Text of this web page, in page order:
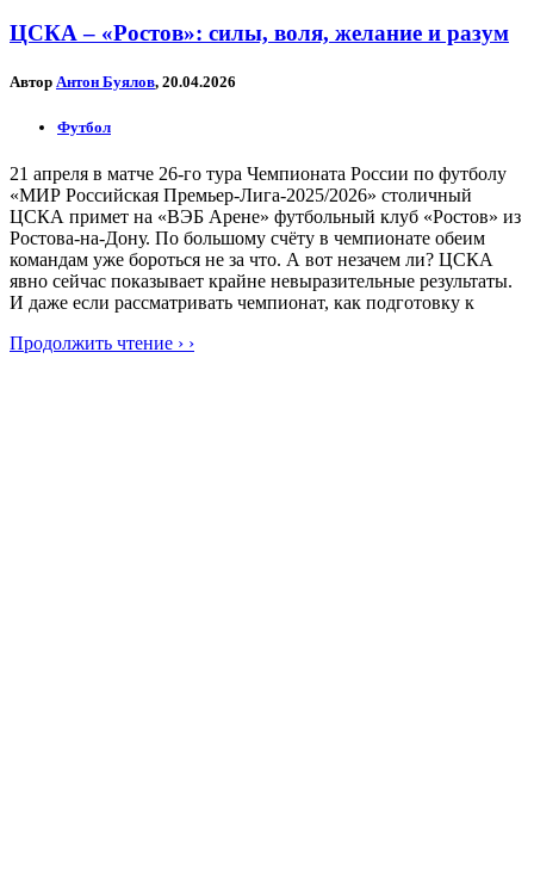
ЦСКА – «Ростов»: силы, воля, желание и разум
Автор Антон Буялов, 20.04.2026
Футбол
21 апреля в матче 26-го тура Чемпионата России по футболу
«МИР Российская Премьер-Лига-2025/2026» столичный
ЦСКА примет на «ВЭБ Арене» футбольный клуб «Ростов» из
Ростова-на-Дону. По большому счёту в чемпионате обеим
командам уже бороться не за что. А вот незачем ли? ЦСКА
явно сейчас показывает крайне невыразительные результаты.
И даже если рассматривать чемпионат, как подготовку к
Продолжить чтение › ›